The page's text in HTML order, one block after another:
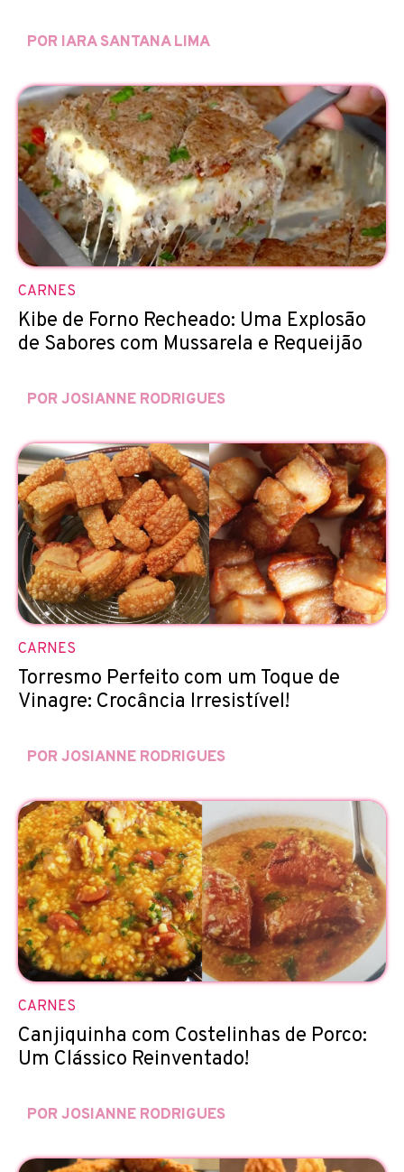
POR IARA SANTANA LIMA
CARNES
Kibe de Forno Recheado: Uma Explosão
de Sabores com Mussarela e Requeijão
POR JOSIANNE RODRIGUES
CARNES
Torresmo Perfeito com um Toque de
Vinagre: Crocância Irresistível!
POR JOSIANNE RODRIGUES
CARNES
Canjiquinha com Costelinhas de Porco:
Um Clássico Reinventado!
POR JOSIANNE RODRIGUES